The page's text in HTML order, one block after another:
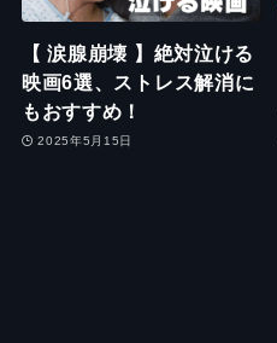
【 涙腺崩壊 】絶対泣ける
映画6選、ストレス解消に
もおすすめ！
2025年5月15日